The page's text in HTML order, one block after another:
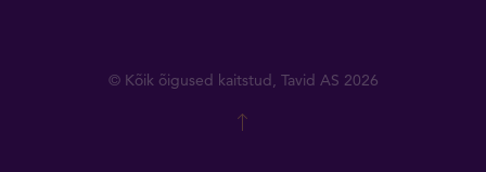
© Kõik õigused kaitstud, Tavid AS 2026